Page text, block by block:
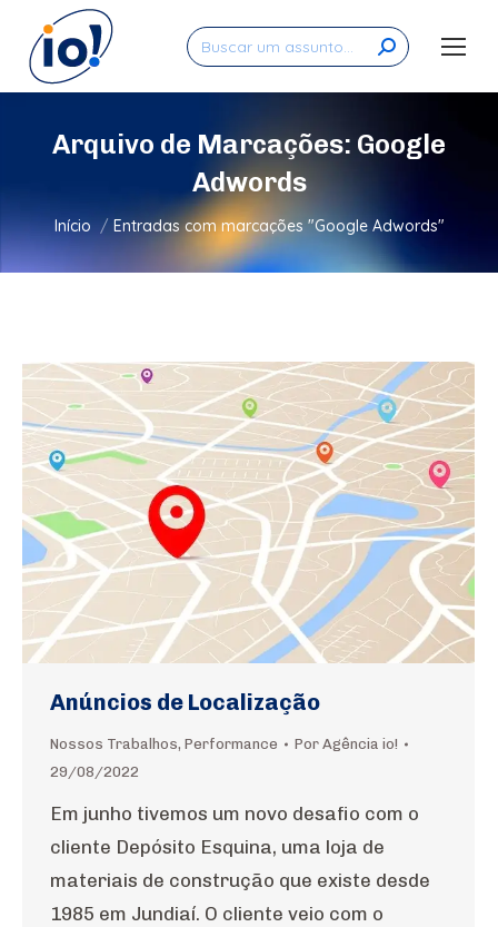
Search:
Arquivo de Marcações: Google
Adwords
Você está aqui:
Início Entradas com marcações "Google Adwords"
Anúncios de Localização
Nossos Trabalhos, Performance Por Agência io!
29/08/2022
Em junho tivemos um novo desafio com o
cliente Depósito Esquina, uma loja de
materiais de construção que existe desde
1985 em Jundiaí. O cliente veio com o